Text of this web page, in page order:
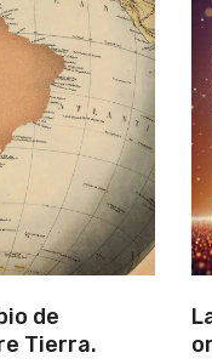
de
Tierra.